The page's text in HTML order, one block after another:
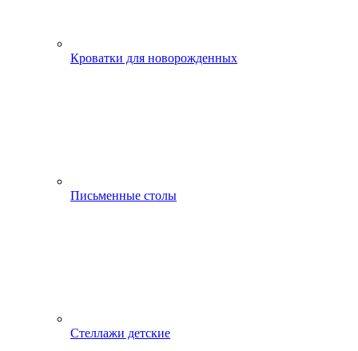
Кроватки для новорожденных
Письменные столы
Стеллажи детские